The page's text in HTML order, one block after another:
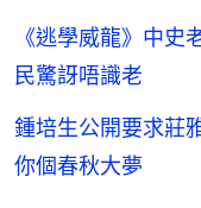
《逃學威龍》中
民驚訝唔識老
鍾培生公開要求莊
你個春秋大夢